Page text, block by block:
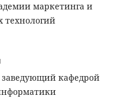
маркетинга и
заведующий кафедрой